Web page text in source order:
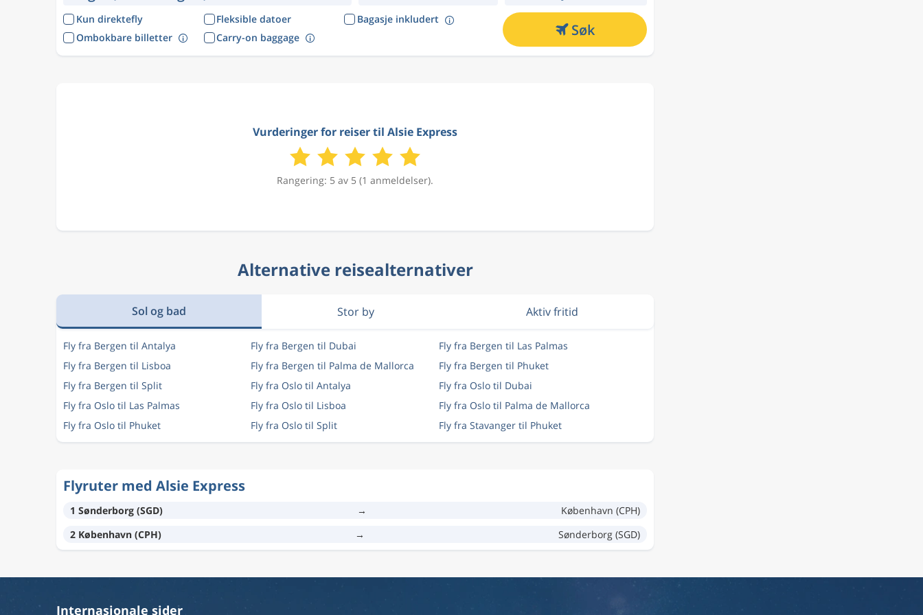
Kun direktefly Fleksible datoer
Bagasje inkludert
Ombokbare billetter
Carry-on baggage Søk
Vurderinger for reiser til Alsie Express
Rangering: 5 av 5 (1 anmeldelser).
Alternative reisealternativer
Sol og bad Stor by Aktiv fritid
Fly fra Bergen til Antalya Fly fra Bergen til Dubai
Fly fra Bergen til Las Palmas
Fly fra Bergen til Lisboa
Fly fra Bergen til Palma de Mallorca
Fly fra Bergen til Phuket
Fly fra Bergen til Split
Fly fra Oslo til Antalya
Fly fra Oslo til Dubai
Fly fra Oslo til Las Palmas
Fly fra Oslo til Lisboa
Fly fra Oslo til Palma de Mallorca
Fly fra Oslo til Phuket
Fly fra Oslo til Split Fly fra Stavanger til Phuket
Flyruter med Alsie Express
1 Sønderborg (SGD) →
København (CPH)
2 København (CPH)
→ Sønderborg (SGD)
Internasjonale sider